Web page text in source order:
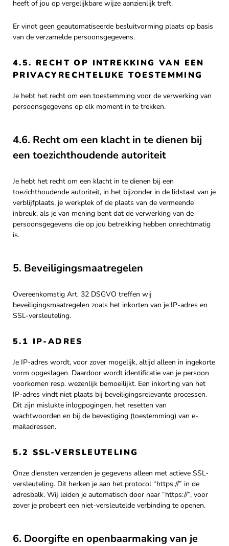
heeft of jou op vergelijkbare wijze aanzienlijk treft.
Er vindt geen geautomatiseerde besluitvorming plaats op basis
van de verzamelde persoonsgegevens.
4.5. RECHT OP INTREKKING VAN EEN
PRIVACYRECHTELIJKE TOESTEMMING
Je hebt het recht om een toestemming voor de verwerking van
persoonsgegevens op elk moment in te trekken.
4.6. Recht om een klacht in te dienen bij
een toezichthoudende autoriteit
Je hebt het recht om een klacht in te dienen bij een
toezichthoudende autoriteit, in het bijzonder in de lidstaat van je
verblijfplaats, je werkplek of de plaats van de vermeende
inbreuk, als je van mening bent dat de verwerking van de
persoonsgegevens die op jou betrekking hebben onrechtmatig
is.
5. Beveiligingsmaatregelen
Overeenkomstig Art. 32 DSGVO treffen wij
beveiligingsmaatregelen zoals het inkorten van je IP-adres en
SSL-versleuteling.
5.1 IP-ADRES
Je IP-adres wordt, voor zover mogelijk, altijd alleen in ingekorte
vorm opgeslagen. Daardoor wordt identificatie van je persoon
voorkomen resp. wezenlijk bemoeilijkt. Een inkorting van het
IP-adres vindt niet plaats bij beveiligingsrelevante processen.
Dit zijn mislukte inlogpogingen, het resetten van
wachtwoorden en bij de bevestiging (toestemming) van e-
mailadressen.
5.2 SSL-VERSLEUTELING
Onze diensten verzenden je gegevens alleen met actieve SSL-
versleuteling. Dit herken je aan het protocol “https://” in de
adresbalk. Wij leiden je automatisch door naar “https://”, voor
zover je probeert een niet-versleutelde verbinding te openen.
6. Doorgifte en openbaarmaking van je